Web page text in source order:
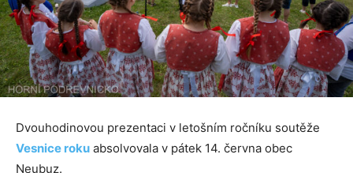
Dvouhodinovou prezentaci v letošním ročníku soutěže
Vesnice roku absolvovala v pátek 14. června obec
Neubuz.